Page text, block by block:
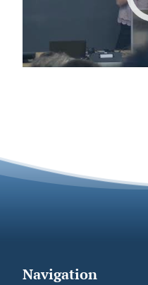
Navigation